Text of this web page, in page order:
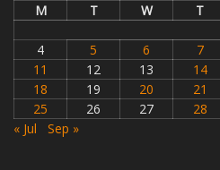
M
T W T
4
5 6 7
11
12 13 14
18
19 20 21
25
26 27 28
« Jul
Sep »